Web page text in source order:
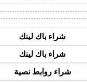
شراء باك لينك
شراء باك لينك
شراء روابط نصية